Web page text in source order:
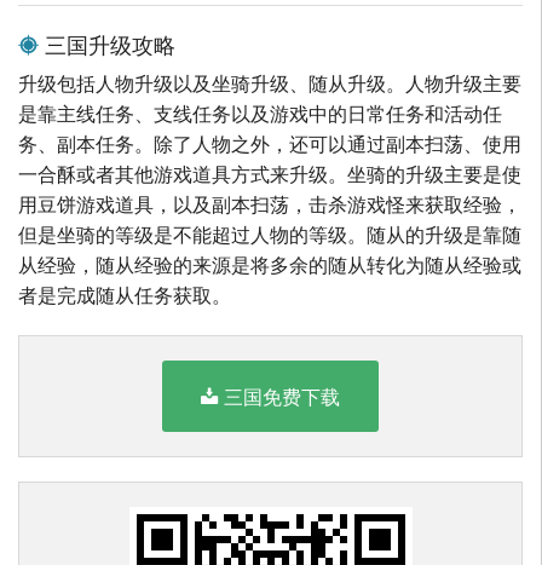
三国升级攻略
升级包括人物升级以及坐骑升级、随从升级。人物升级主要
是靠主线任务、支线任务以及游戏中的日常任务和活动任
务、副本任务。除了人物之外，还可以通过副本扫荡、使用
一合酥或者其他游戏道具方式来升级。坐骑的升级主要是使
用豆饼游戏道具，以及副本扫荡，击杀游戏怪来获取经验，
但是坐骑的等级是不能超过人物的等级。随从的升级是靠随
从经验，随从经验的来源是将多余的随从转化为随从经验或
者是完成随从任务获取。
三国免费下载